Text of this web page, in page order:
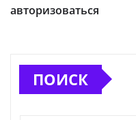
авторизоваться
ПОИСК